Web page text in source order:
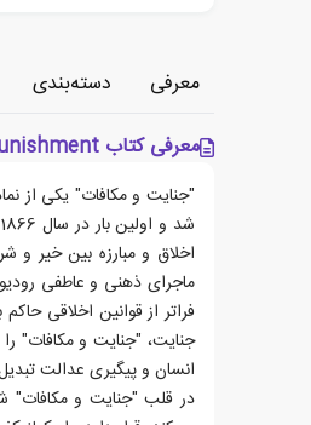
معرفی دسته‌بندی
معرفی کتاب Crime and Punishment
"جنایت و مکافات" یکی از
اخلاق و مبارزه بین خیر و
ماجرای ذهنی و عاطفی
فراتر از قوانین اخلاقی
جنایت، "جنایت و مکافات"
انسان و پیگیری عدالت
در قلب "جنایت و مکافات"